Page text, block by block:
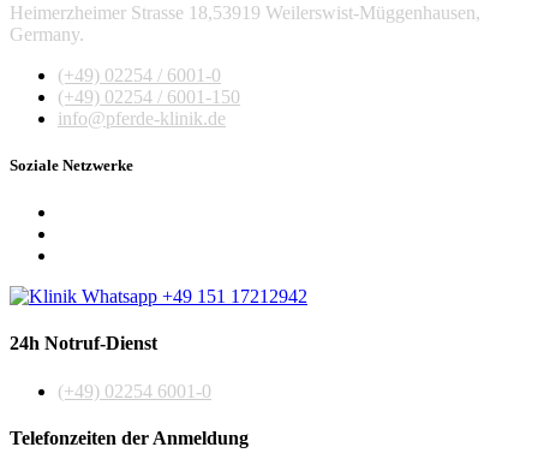
Heimerzheimer Strasse 18,53919 Weilerswist-Müggenhausen,
Germany.
(+49) 02254 / 6001-0
(+49) 02254 / 6001-150
info@pferde-klinik.de
Soziale Netzwerke
24h Notruf-Dienst
(+49) 02254 6001-0
Telefonzeiten der Anmeldung